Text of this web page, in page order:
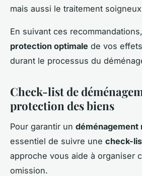
mais aussi le traitement
En suivant ces
protection optimale de vos
durant le processus du
Check-list de
protection des biens
Pour garantir un déménagement
essentiel de suivre une check-
approche vous aide à organiser
omission.